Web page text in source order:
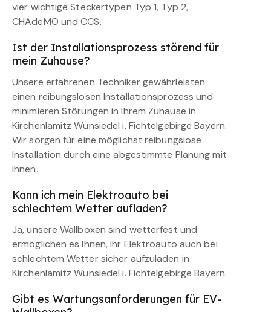
vier wichtige Steckertypen Typ 1, Typ 2,
CHAdeMO und CCS.
Ist der Installationsprozess störend für
mein Zuhause?
Unsere erfahrenen Techniker gewährleisten
einen reibungslosen Installationsprozess und
minimieren Störungen in Ihrem Zuhause in
Kirchenlamitz Wunsiedel i. Fichtelgebirge Bayern.
Wir sorgen für eine möglichst reibungslose
Installation durch eine abgestimmte Planung mit
Ihnen.
Kann ich mein Elektroauto bei
schlechtem Wetter aufladen?
Ja, unsere Wallboxen sind wetterfest und
ermöglichen es Ihnen, Ihr Elektroauto auch bei
schlechtem Wetter sicher aufzuladen in
Kirchenlamitz Wunsiedel i. Fichtelgebirge Bayern.
Gibt es Wartungsanforderungen für EV-